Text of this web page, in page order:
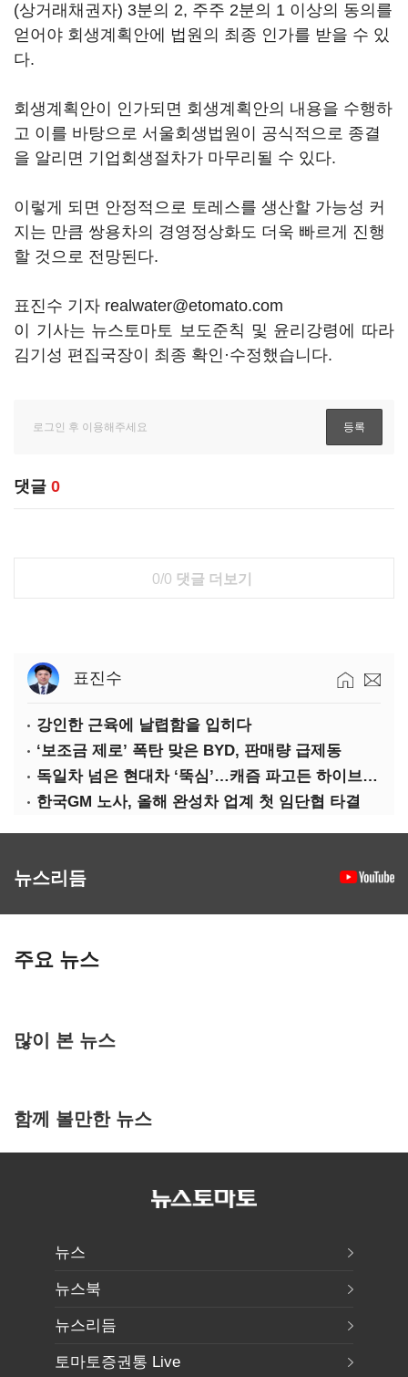
(상거래채권자) 3분의 2, 주주 2분의 1 이상의 동의를
얻어야 회생계획안에 법원의 최종 인가를 받을 수 있
다.
회생계획안이 인가되면 회생계획안의 내용을 수행하
고 이를 바탕으로 서울회생법원이 공식적으로 종결
을 알리면 기업회생절차가 마무리될 수 있다.
이렇게 되면 안정적으로 토레스를 생산할 가능성 커
지는 만큼 쌍용차의 경영정상화도 더욱 빠르게 진행
할 것으로 전망된다.
표진수 기자 realwater@etomato.com
이 기사는 뉴스토마토 보도준칙 및 윤리강령에 따라
김기성 편집국장이 최종 확인·수정했습니다.
댓글 0
0/0 댓글 더보기
표진수
강인한 근육에 날렵함을 입히다
‘보조금 제로’ 폭탄 맞은 BYD, 판매량 급제동
독일차 넘은 현대차 ‘뚝심’…캐즘 파고든 하이브리드 역전극
한국GM 노사, 올해 완성차 업계 첫 임단협 타결
뉴스리듬
주요 뉴스
많이 본 뉴스
함께 볼만한 뉴스
뉴스
뉴스북
뉴스리듬
토마토증권통 Live